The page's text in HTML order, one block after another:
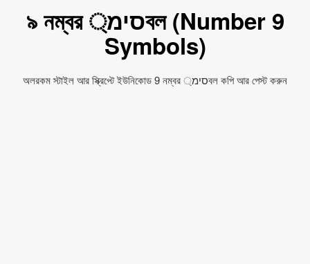
৯ নম্বর סימ্বল (Number 9
Symbols)
অলরকম স্টাইল আর স্ক্রিপ্টে ইউনিকোড 9 নম্বর סימ্বল কপি আর পেস্ট করুন